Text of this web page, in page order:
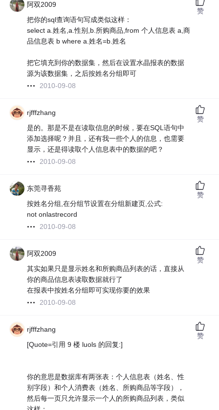
阿双2009
把你的sql查询语句写成类似这样：
select a.姓名,a.性别,b.所购商品,from 个人信息表 a,商
品信息表 b where a.姓名=b.姓名
把它填充到你的数据集，然后在设置水晶报表的数据
源为该数据集，之后按姓名分组即可
2010-09-08
赞
rjfffzhang
是的。那是不是在读取信息的时候，要在SQL语句中
添加选择呢？并且，还有我一些个人的信息，也需要
显示，还是得读取个人信息表中的数据的吧？
2010-09-08
赞
东莞寻香苑
按姓名分组,在分组节设置在分组新建页,公式:
not onlastrecord
2010-09-08
赞
阿双2009
其实如果只是显示姓名和所购商品列表的话，直接从
你的商品信息表读取数据就行了
在报表中按姓名分组即可实现你要的效果
2010-09-08
赞
rjfffzhang
[Quote=引用 9 楼 luols 的回复:]
你的意思是数据库有两张表：个人信息表（姓名、性
别字段）和个人消费表（姓名、所购商品等字段），
然后每一页只允许显示一个人的所购商品列表，类似
赞